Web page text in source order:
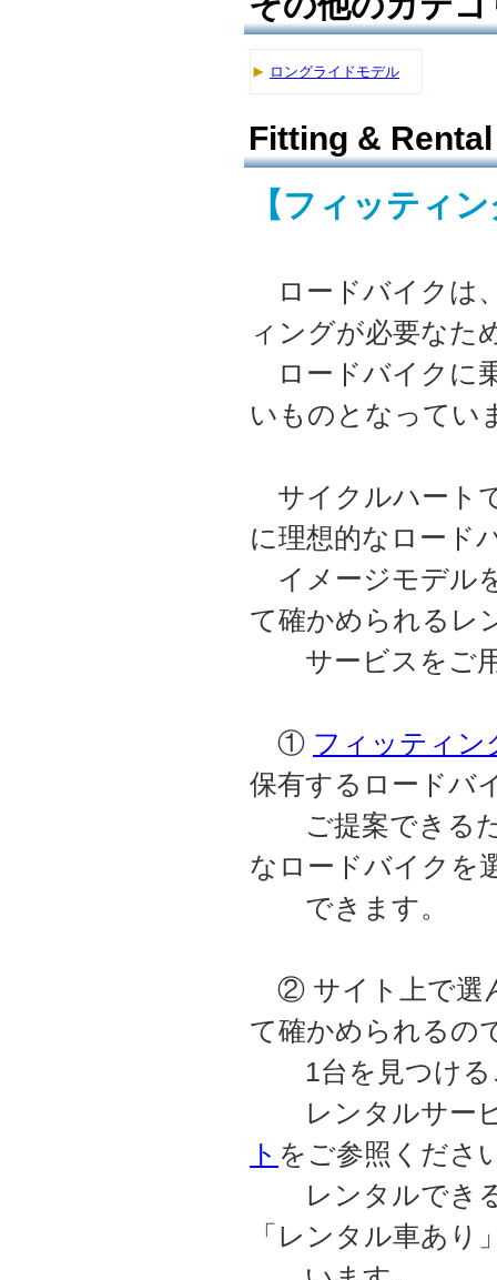
ロングライドモデル
Fitting & Rental
【フィッティ
ロードバイクは
ィングが必要なた
ロードバイクに
いものとなってい
サイクルハート
に理想的なロード
イメージモデル
て確かめられるレ
サービスをご用
① フィッティン
保有するロードバ
ご提案できるた
なロードバイクを
できます。
② サイト上で選
て確かめられるの
1台を見つける
レンタルサービ
ト をご参照くださ
レンタルでき
「レンタル車あり